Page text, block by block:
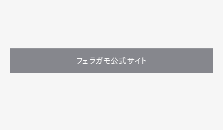
フェラガモ公式サイト